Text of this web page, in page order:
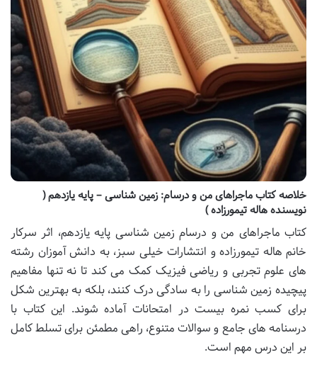
خلاصه کتاب ماجراهای من و درسام: زمین شناسی – پایه یازدهم (
نویسنده هاله تیمورزاده )
کتاب ماجراهای من و درسام زمین شناسی پایه یازدهم، اثر سرکار
خانم هاله تیمورزاده و انتشارات خیلی سبز، به دانش آموزان رشته
های علوم تجربی و ریاضی فیزیک کمک می کند تا نه تنها مفاهیم
پیچیده زمین شناسی را به سادگی درک کنند، بلکه به بهترین شکل
برای کسب نمره بیست در امتحانات آماده شوند. این کتاب با
درسنامه های جامع و سوالات متنوع، راهی مطمئن برای تسلط کامل
بر این درس مهم است.